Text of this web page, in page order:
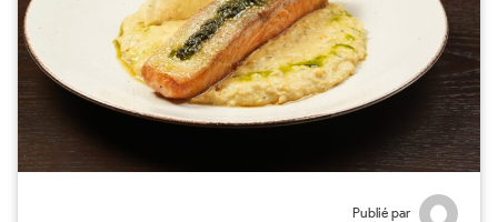
Publié par